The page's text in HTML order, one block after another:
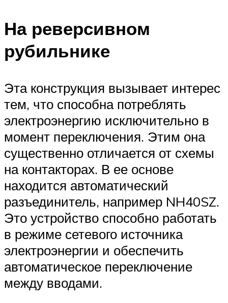
На реверсивном
рубильнике
Эта конструкция вызывает интерес
тем, что способна потреблять
электроэнергию исключительно в
момент переключения. Этим она
существенно отличается от схемы
на контакторах. В ее основе
находится автоматический
разъединитель, например NH40SZ.
Это устройство способно работать
в режиме сетевого источника
электроэнергии и обеспечить
автоматическое переключение
между вводами.